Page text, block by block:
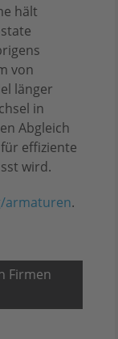
hält
von
länger
in
Abgleich
effiziente
wird.
armaturen.
Firmen